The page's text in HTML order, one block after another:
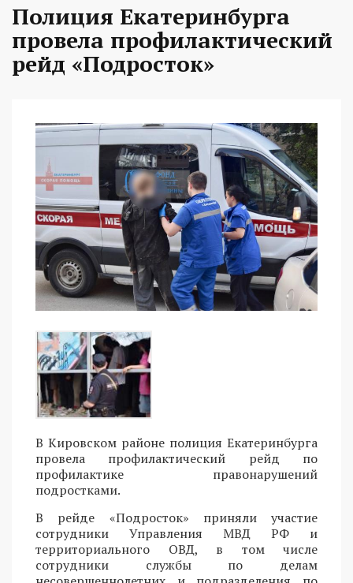
Полиция Екатеринбурга
провела профилактический
рейд «Подросток»
В Кировском районе полиция Екатеринбурга
провела профилактический рейд по
профилактике правонарушений
подростками.
В рейде «Подросток» приняли участие
сотрудники Управления МВД РФ и
территориального ОВД, в том числе
сотрудники службы по делам